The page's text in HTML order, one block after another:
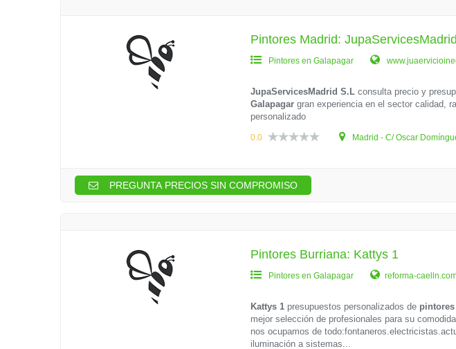
Pintores Madrid:
Pintores en Galapagar
JupaServicesMadrid S.L consulta precio y
Galapagar gran experiencia en el sector calidad,
personalizado
0.0 Madrid - C/ Oscar
PREGUNTA PRECIOS SIN COMPROMISO
Pintores Burriana: Kattys 1
Pintores en Galapagar reforma-
Kattys 1 presupuestos personalizados de pintores
mejor selección de profesionales para su
nos ocupamos de
iluminación a sistemas...